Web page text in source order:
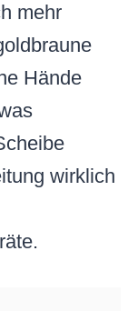
mehr
Hände
wirklich